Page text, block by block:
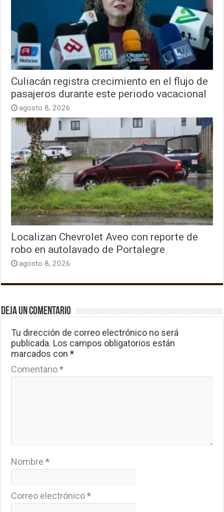
Culiacán registra crecimiento en el flujo de
pasajeros durante este periodo vacacional
agosto 8, 2026
Localizan Chevrolet Aveo con reporte de
robo en autolavado de Portalegre
agosto 8, 2026
Deja un comentario
Tu dirección de correo electrónico no será
publicada. Los campos obligatorios están
marcados con*
Comentario*
Nombre*
Correo electrónico*